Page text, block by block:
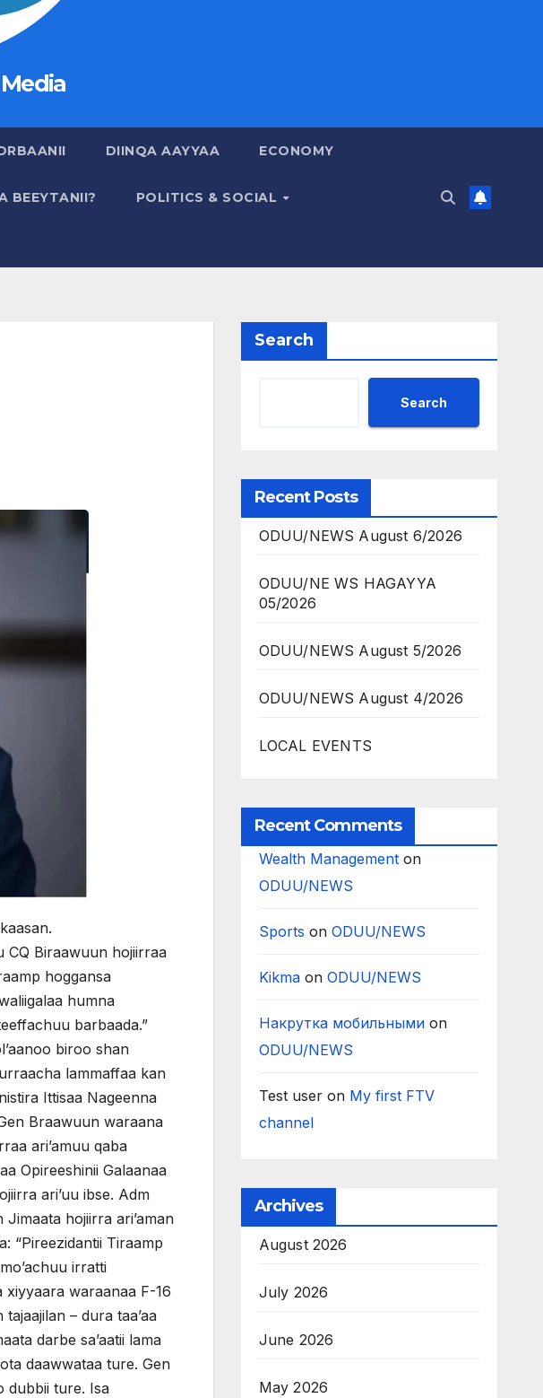
DIINQA AAYYAA ECONOMY
BEEYTANII? POLITICS & SOCIAL
CQ Biraawuun hojiirraa
hoggansa
humna
barbaada.”
biroo shan
lammaffaa kan
Ittisaa Nageenna
Braawuun waraana
ari’amuu qaba
Opireeshinii Galaanaa
ari’uu ibse. Adm
hojiirra ari’aman
“Pireezidantii Tiraamp
irratti
xiyyaara waraanaa F-16
– dura taa’aa
darbe sa’aatii lama
daawwataa ture. Gen
dubbii ture. Isa
Search
Search
Recent Posts
ODUU/NEWS August 6/2026
ODUU/NE WS HAGAYYA
05/2026
ODUU/NEWS August 5/2026
ODUU/NEWS August 4/2026
LOCAL EVENTS
Recent Comments
Wealth Managementon
ODUU/NEWS
Sports on ODUU/NEWS
Kikmaon ODUU/NEWS
Накрутка мобильнымиon
ODUU/NEWS
Test useron My first FTV
channel
Archives
August 2026
July 2026
June 2026
May 2026